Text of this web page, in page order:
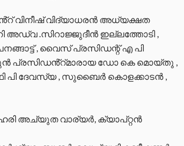
വിനീഷ് വിദ്യാധരൻ അധ്യക്ഷത
അഡ്വ .സിറാജ്ജുദീൻ ഇല്ലത്തോടി ,
, വൈസ് പ്രസിഡന്റ് എ പി
മുൻ പ്രസിഡൻ്റ്മാരായ ഡോ കെ മൊയ്തു ,
പി ദേവസ്യ , സുബൈർ കൊളക്കാടൻ ,
അച്യുത വാര്യർ, ക്യാപ്റ്റൻ